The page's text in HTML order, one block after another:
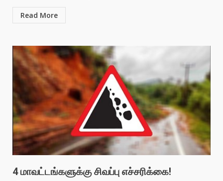
Read More
4 மாவட்டங்களுக்கு சிவப்பு எச்சரிக்கை!